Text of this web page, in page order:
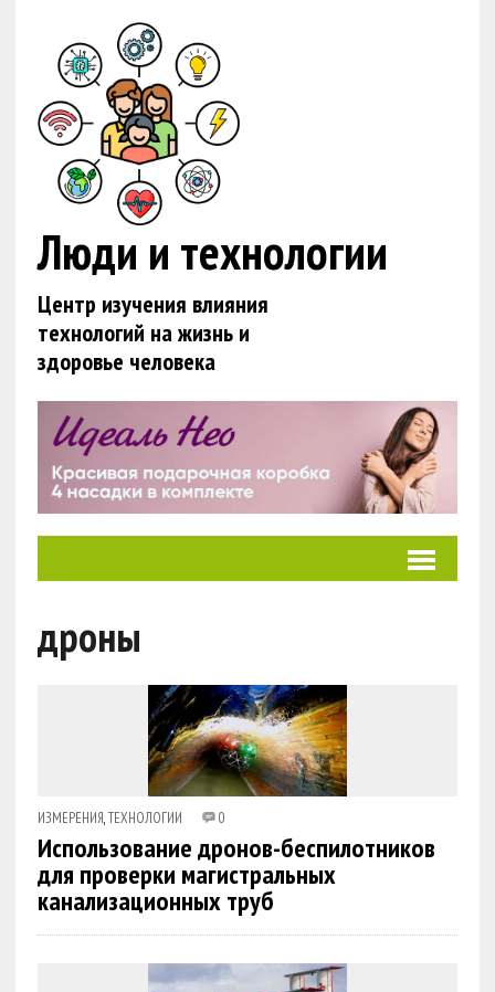
Люди и технологии
Центр изучения влияния
технологий на жизнь и
здоровье человека
дроны
ИЗМЕРЕНИЯ,ТЕХНОЛОГИИ 0
Использование дронов-беспилотников
для проверки магистральных
канализационных труб